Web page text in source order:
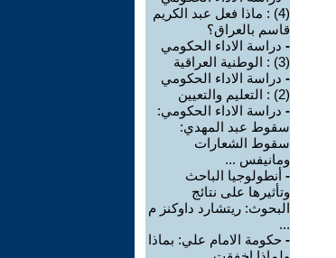
(4) : ماذا فعل عبد الكريم
قاسم بالعراق؟
- دراسة الاداء الحكومي
(3) : الوطنية العراقية
- دراسة الاداء الحكومي
(2) : التعليم والتعيين
- دراسة الاداء الحكومي:
سقوط عبد المهدي:
سقوط الشعارات
ومانيفس ...
- أنطولوجيا الباحث
وتأثيرها على نتائج
البحوث: ريتشارد داوكنز م
...
- حكومة الامام علي: بماذا